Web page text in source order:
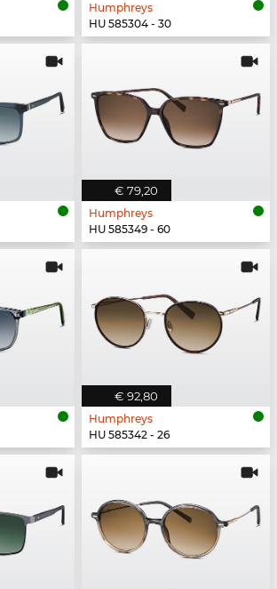
Humphreys
HU 585304 - 30
€ 79,20
Humphreys
HU 585349 - 60
€ 92,80
Humphreys
HU 585342 - 26